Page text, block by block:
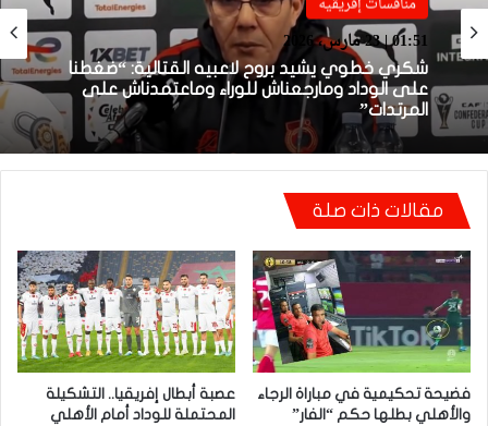
منافسات إفريقية
01:51 | 23 مارس، 2026
شكري خطوي يشيد بروح لاعبيه القتالية: “ضغطنا
على الوداد ومارجعناش للوراء وماعتمدناش على
المرتدات”
منافسات إفريقية
01:38 | 23 مارس، 2026
بعد الإقصاء من كأس “الكاف”.. أيت منا يقيل
بنهاشم
مقالات ذات صلة
فضيحة تحكيمية في مباراة الرجاء
والأهلي بطلها حكم “الفار”
عصبة أبطال إفريقيا.. التشكيلة
المحتملة للوداد أمام الأهلي